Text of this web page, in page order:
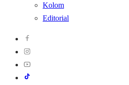
Kolom
Editorial